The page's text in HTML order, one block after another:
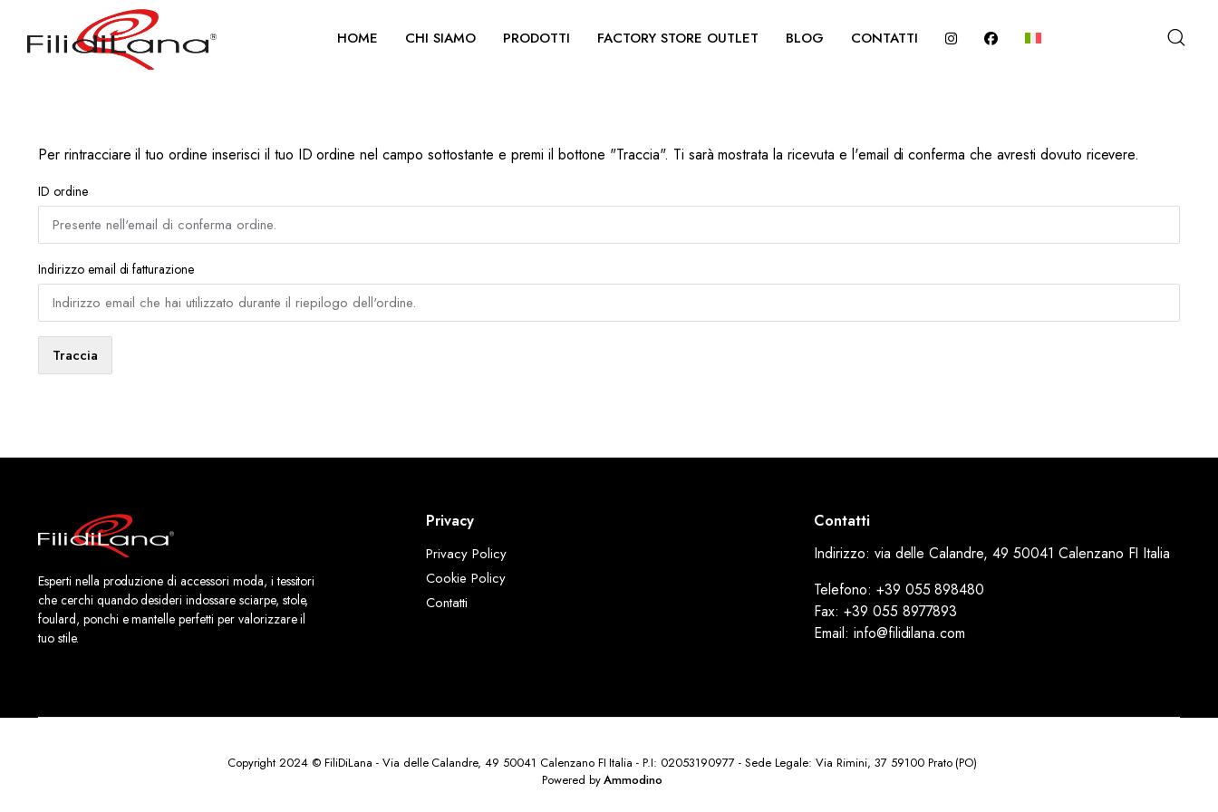
HOME CHI SIAMO PRODOTTI FACTORY STORE OUTLET BLOG CONTATTI
Per rintracciare il tuo ordine inserisci il tuo ID ordine nel campo sottostante e premi il bottone "Traccia". Ti sarà mostrata la ricevuta e l'email di conferma che avresti dovuto ricevere.
ID ordine
Indirizzo email di fatturazione
Traccia
Esperti nella produzione di accessori moda, i tessitori
che cerchi quando desideri indossare sciarpe, stole,
foulard, ponchi e mantelle perfetti per valorizzare il
tuo stile.
Privacy
Privacy Policy
Cookie Policy
Contatti
Contatti
Indirizzo: via delle Calandre, 49 50041 Calenzano FI Italia
Telefono: +39 055 898480
Fax: +39 055 8977893
Email: info@filidilana.com
Copyright 2024 © FiliDiLana - Via delle Calandre, 49 50041 Calenzano FI Italia - P.I: 02053190977 - Sede Legale: Via Rimini, 37 59100 Prato (PO)
Powered byAmmodino